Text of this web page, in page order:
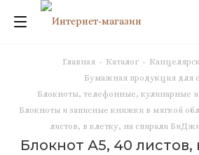
Главная - Каталог -
Бумажная продукция для
Блокноты, телефонные, кулинарные
Блокноты и записные книжки в мягкой
листов, в клетку, на спирали
Блокнот А5, 40 листов,